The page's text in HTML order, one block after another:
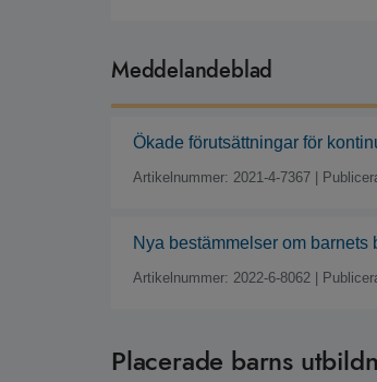
Meddelandeblad
Ökade förutsättningar för
Artikelnummer: 2021-4-7367
Nya bestämmelser om
Artikelnummer: 2022-6-8062
Placerade barns